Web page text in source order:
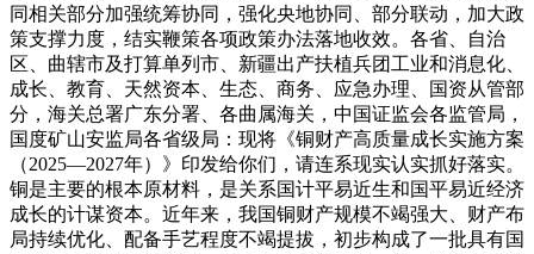
同相关部分加强统筹协同，强化央地协同、部分联动，加大政
策支撑力度，结实鞭策各项政策办法落地收效。各省、自治
区、曲辖市及打算单列市、新疆出产扶植兵团工业和消息化、
成长、教育、天然资本、生态、商务、应急办理、国资从管部
分，海关总署广东分署、各曲属海关，中国证监会各监管局，
国度矿山安监局各省级局：现将《铜财产高质量成长实施方案
（2025—2027年）》印发给你们，请连系现实认实抓好落实。
铜是主要的根本原材料，是关系国计平易近生和国平易近经济
成长的计谋资本。近年来，我国铜财产规模不竭强大、财产布
局持续优化、配备手艺程度不竭提拔，初步构成了一批具有国